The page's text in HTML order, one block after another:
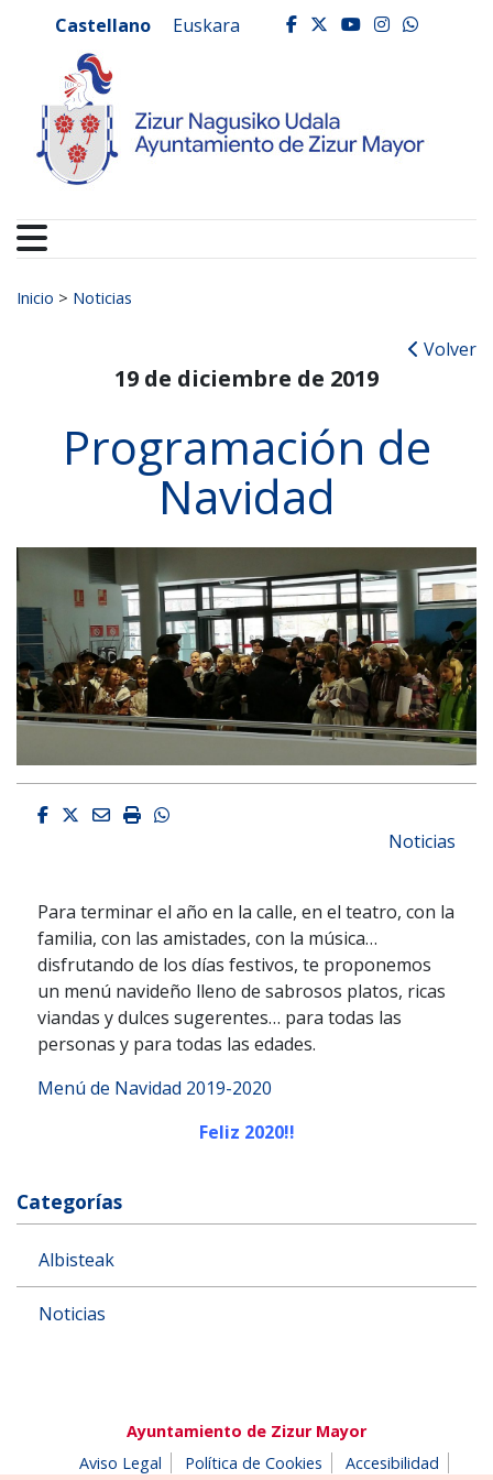
Ayuntamiento de
Castellano Euskara facebook
twitter
youtube
Buscar:
Inicio > Noticias
Volver
19 de diciembre de 2019
Programación de
Navidad
Facebook
Twitter
EmailImprimirWhatsapp
Noticias
Para terminar el año en la calle, en el teatro, con la
familia, con las amistades, con la música…
disfrutando de los días festivos, te proponemos
un menú navideño lleno de sabrosos platos, ricas
viandas y dulces sugerentes… para todas las
personas y para todas las edades.
Menú de Navidad 2019-2020
Feliz 2020!!
Categorías
Albisteak
Noticias
Ayuntamiento de Zizur Mayor
Aviso Legal
Política de Cookies
Accesibilidad